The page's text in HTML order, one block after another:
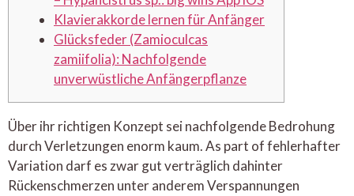
Klavierakkorde lernen für Anfänger
Glücksfeder (Zamioculcas
zamiifolia): Nachfolgende
unverwüstliche Anfängerpflanze
Über ihr richtigen Konzept sei nachfolgende Bedrohung
durch Verletzungen enorm kaum. As part of fehlerhafter
Variation darf es zwar gut verträglich dahinter
Rückenschmerzen unter anderem Verspannungen